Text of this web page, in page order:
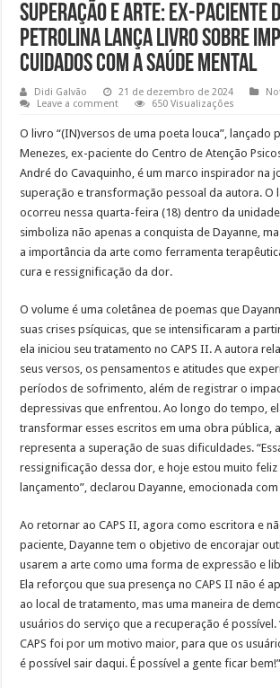
Superação e arte: Ex-paciente
Petrolina lança livro sobre
cuidados com a saúde mental
Didi Galvão 21 de dezembro de 2024
Leave a comment
650 Visualizações
O livro “(IN)versos de uma poeta louca”, lançado
Menezes, ex-paciente do Centro de Atenção
André do Cavaquinho, é um marco inspirador na
superação e transformação pessoal da autora. O
ocorreu nessa quarta-feira (18) dentro da
simboliza não apenas a conquista de Dayanne,
a importância da arte como ferramenta
cura e ressignificação da dor.
O volume é uma coletânea de poemas que
suas crises psíquicas, que se intensificaram a
ela iniciou seu tratamento no CAPS II. A autora
seus versos, os pensamentos e atitudes que
períodos de sofrimento, além de registrar o
depressivas que enfrentou. Ao longo do tempo,
transformar esses escritos em uma obra pública,
representa a superação de suas dificuldades.
ressignificação dessa dor, e hoje estou muito feliz
lançamento”, declarou Dayanne, emocionada
Ao retornar ao CAPS II, agora como escritora e
paciente, Dayanne tem o objetivo de encorajar
usarem a arte como uma forma de expressão e
Ela reforçou que sua presença no CAPS II não é
ao local de tratamento, mas uma maneira de
usuários do serviço que a recuperação é possível.
CAPS foi por um motivo maior, para que os
é possível sair daqui. É possível a gente ficar